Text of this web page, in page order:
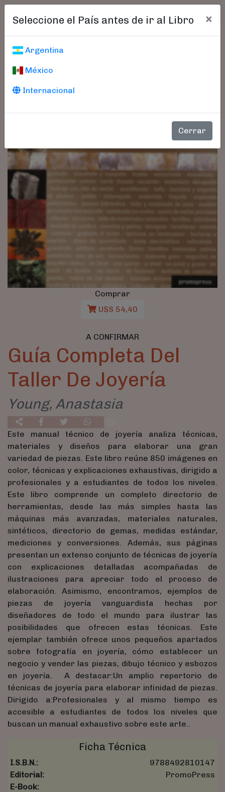
Seleccione el País antes de ir al Libro ×
Argentina
México
Internacional
Cerrar
Comprar
U$S 54,40
A CONFIRMAR
Guía Completa Del
Taller De Joyería
Young, Anastasia
Este manual técnico de joyería analiza técnicas,
materiales y diseños para elaborar una gran
variedad de piezas. Este libro reúne 850 imágenes en
color, técnicas y explicaciones exhaustivas, dirigido a
profesionales y a estudiantes de todos los niveles.
Este libro comprende un completo directorio de
herramientas, desde las más simples hasta las
máquinas más avanzadas, materiales naturales,
sintéticos, directorio de gemas, medidas estándar,
mediciones y conversiones. Además, sus páginas
presentan un extenso conjunto de técnicas de joyería
con explicaciones detalladas acompañadas de
ilustraciones para apreciar todo el proceso de
elaboración. Asimismo, encontramos, ejemplos de
piezas de joyería vanguardista hechas por
diseñadores de todo el mundo para ilustrar las
posibilidades que ofrecen estas técnicas. Este
ejemplar también ofrece unos pequeños apartados
sobre fotografía en joyería, cómo establecer un
negocio y vender las piezas, dibujo técnico y esbozos
en joyería. A destacar:Un amplio repertorio de
técnicas de joyería para elaborar infinidad de piezas.
Dirigido a:Profesionales y al mismo tiempo es
accesible a estudiantes de todos los niveles que
buscan un manual exhaustivo sobre este arte..
Ficha Técnica
I.S.B.N.:
9788492810147
Editorial:
PromoPress
E-Book: